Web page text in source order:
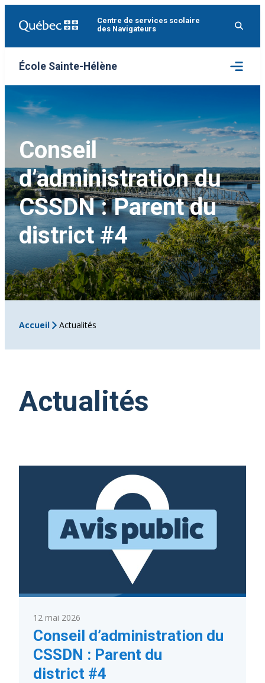
Centre de services scolaire
des Navigateurs
École Sainte-Hélène
Ouvrir
le
menu
Conseil
d’administration du
CSSDN : Parent du
district #4
Accueil Actualités
Actualités
12 mai 2026
Conseil d’administration du
CSSDN : Parent du
district #4